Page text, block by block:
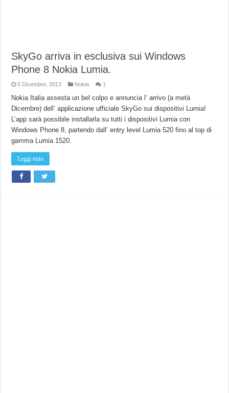
SkyGo arriva in esclusiva sui Windows
Phone 8 Nokia Lumia.
5 Dicembre, 2013 Nokia 1
Nokia Italia assesta un bel colpo e annuncia l’ arrivo (a metà
Dicembre) dell’ applicazione ufficiale SkyGo sui dispositivi Lumia!
L’app sarà possibile installarla su tutti i dispositivi Lumia con
Windows Phone 8, partendo dall’ entry level Lumia 520 fino al top di
gamma Lumia 1520.
Leggi tutto